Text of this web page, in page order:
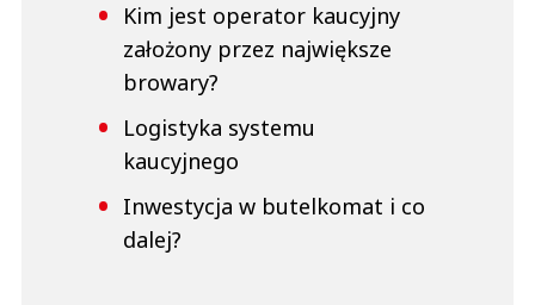
Kim jest operator kaucyjny
założony przez największe
browary?
Logistyka systemu
kaucyjnego
Inwestycja w butelkomat i co
dalej?